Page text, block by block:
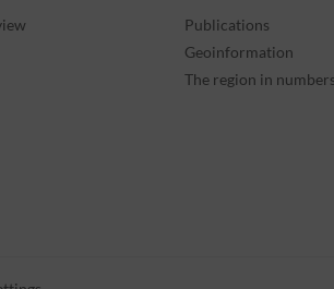
Publications
Geoinformation
The region in numbers